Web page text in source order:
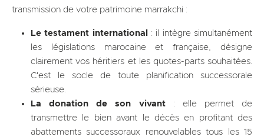
transmission de votre patrimoine marrakchi :
Le testament international
: il intègre simultanément
les législations marocaine et française, désigne
clairement vos héritiers et les quotes-parts souhaitées.
C'est le socle de toute planification successorale
sérieuse.
La donation de son vivant: elle permet de
transmettre le bien avant le décès en profitant des
abattements successoraux renouvelables tous les 15